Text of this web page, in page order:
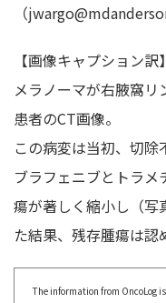
（
【画像キャプション訳】
メラノーマが右腋窩
患者のCT画像。
この病変は当初、切
ブラフェニブとトラ
瘍が著しく縮小し（写
た結果、残存腫瘍は認
The information from OncoLog